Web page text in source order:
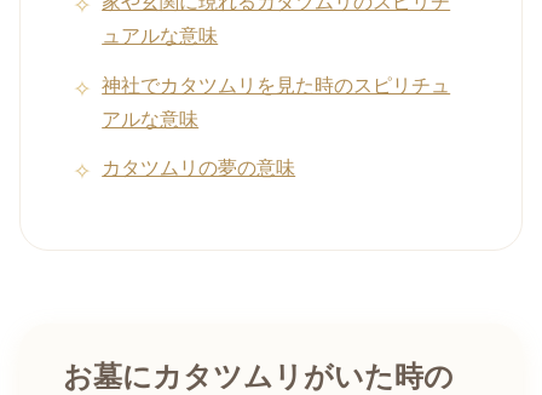
ュアルな意味
神社でカタツムリを見た時のスピリチュ
アルな意味
カタツムリの夢の意味
お墓にカタツムリがいた時の